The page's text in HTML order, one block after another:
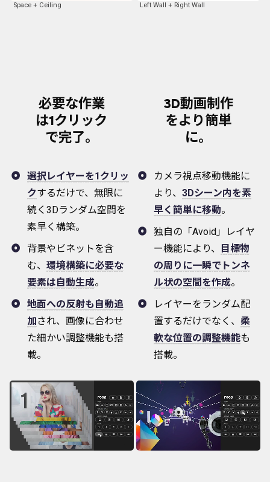
Space + Ceiling Left Wall + Right Wall
必要な作業
は1クリック
で完了。
選択レイヤーを1クリッ
クするだけで、無限に
続く3Dランダム空間を
素早く構築。
背景やビネットを含
む、 環境構築に必要な
要素は自動生成。
地面への反射も自動追
加され、画像に合わせ
た細かい調整機能も搭
載。
3D動画制作
をより簡単
に。
カメラ視点移動機能に
より、 3Dシーン内を素
早く簡単に移動。
独自の「Avoid」レイヤ
ー機能により、
目標物
の周りに一瞬でトンネ
ル状の空間を作成。
レイヤーをランダム配
置するだけでなく、 柔
軟な位置の調整機能も
搭載。